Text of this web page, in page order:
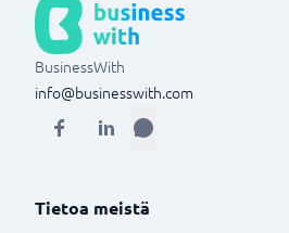
BusinessWith
info@businesswith.com
Tietoa meistä